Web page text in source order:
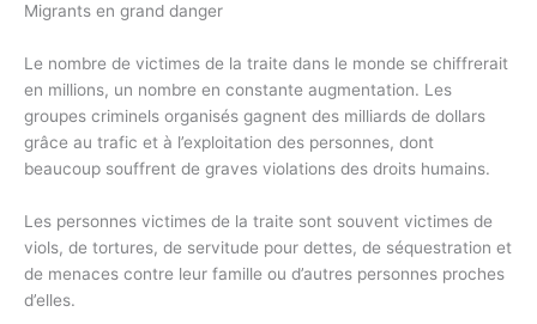
Migrants en grand danger
Le nombre de victimes de la traite dans le monde se chiffrerait
en millions, un nombre en constante augmentation. Les
groupes criminels organisés gagnent des milliards de dollars
grâce au trafic et à l’exploitation des personnes, dont
beaucoup souffrent de graves violations des droits humains.
Les personnes victimes de la traite sont souvent victimes de
viols, de tortures, de servitude pour dettes, de séquestration et
de menaces contre leur famille ou d’autres personnes proches
d’elles.